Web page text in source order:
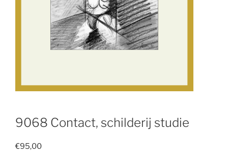
9068 Contact, schilderij studie
€95,00